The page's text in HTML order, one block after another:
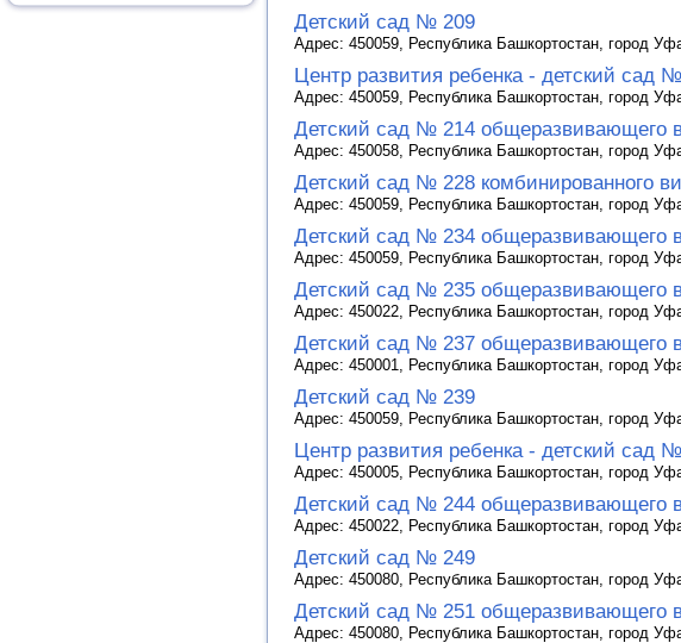
Детский сад № 209
Адрес: 450059, Республика Башкортостан, город
Центр развития ребенка - детский сад
Адрес: 450059, Республика Башкортостан, город
Детский сад № 214 общеразвивающего
Адрес: 450058, Республика Башкортостан, город
Детский сад № 228 комбинированного
Адрес: 450059, Республика Башкортостан, город
Детский сад № 234 общеразвивающего
Адрес: 450059, Республика Башкортостан, город
Детский сад № 235 общеразвивающего
Адрес: 450022, Республика Башкортостан, город
Детский сад № 237 общеразвивающего
Адрес: 450001, Республика Башкортостан, город
Детский сад № 239
Адрес: 450059, Республика Башкортостан, город
Центр развития ребенка - детский сад
Адрес: 450005, Республика Башкортостан, город
Детский сад № 244 общеразвивающего
Адрес: 450022, Республика Башкортостан, город
Детский сад № 249
Адрес: 450080, Республика Башкортостан, город
Детский сад № 251 общеразвивающего
Адрес: 450080, Республика Башкортостан, город